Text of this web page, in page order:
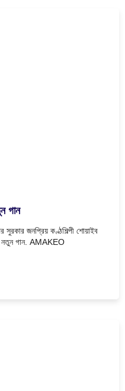
গান
সুরকার জনপ্রিয় কণ্ঠশিল্পী শোয়াইব
নতুন গান. AMAKEO